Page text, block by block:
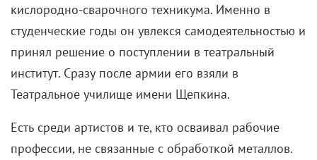
кислородно-сварочного техникума. Именно в
студенческие годы он увлекся самодеятельностью и
принял решение о поступлении в театральный
институт. Сразу после армии его взяли в
Театральное училище имени Щепкина.
Есть среди артистов и те, кто осваивал рабочие
профессии, не связанные с обработкой металлов.